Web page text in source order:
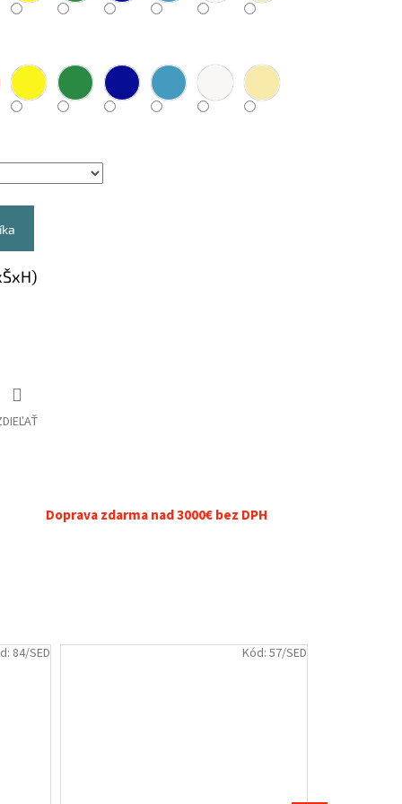
Doprava zdarma nad 3000€ bez DPH
84/SED Kód: 57/SED